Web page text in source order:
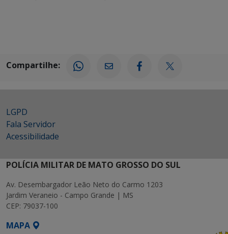
Compartilhe:
LGPD
Fala Servidor
Acessibilidade
POLÍCIA MILITAR DE MATO GROSSO DO SUL
Av. Desembargador Leão Neto do Carmo 1203
Jardim Veraneio - Campo Grande | MS
CEP: 79037-100
MAPA